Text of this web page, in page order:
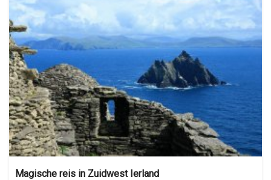
Magische reis in Zuidwest Ierland